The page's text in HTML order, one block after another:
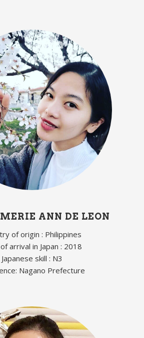
ANN DE LEON
of origin : Philippines
arrival in Japan : 2018
Japanese skill : N3
Nagano Prefecture